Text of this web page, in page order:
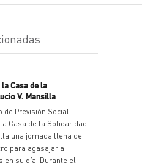
Casa de la
V. Mansilla
de Previsión Social,
Casa de la Solidaridad
una jornada llena de
para agasajar a
en su día. Durante el